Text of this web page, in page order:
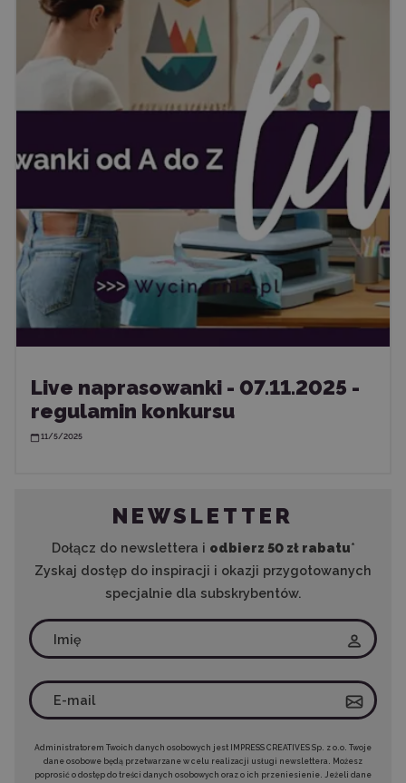
Live naprasowanki - 07.11.2025 -
regulamin konkursu
11/5/2025
NEWSLETTER
Dołącz do newslettera i odbierz 50 zł rabatu*
Zyskaj dostęp do inspiracji i okazji przygotowanych
specjalnie dla subskrybentów.
Administratorem Twoich danych osobowych jest IMPRESS CREATIVES Sp. z o.o. Twoje
dane osobowe będą przetwarzane w celu realizacji usługi newslettera. Możesz
poprosić o dostęp do treści danych osobowych oraz o ich przeniesienie. Jeżeli dane